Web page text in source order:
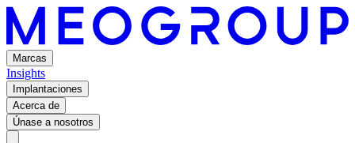
Marcas
Insights
Implantaciones
Acerca de
Únase a nosotros